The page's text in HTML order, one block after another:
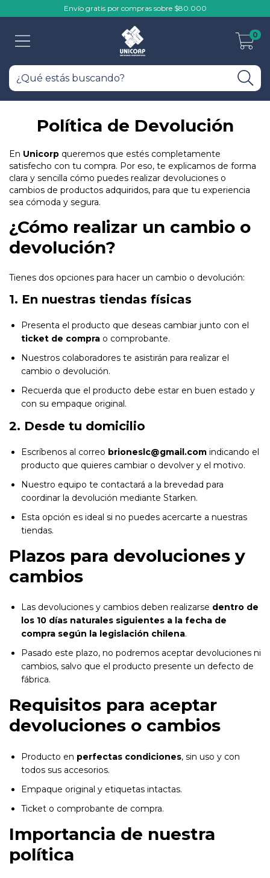
Envío gratis por compras sobre $80.000
0
Política de Devolución
En Unicorp queremos que estés completamente
satisfecho con tu compra. Por eso, te explicamos de forma
clara y sencilla cómo puedes realizar devoluciones o
cambios de productos adquiridos, para que tu experiencia
sea cómoda y segura.
¿Cómo realizar un cambio o
devolución?
Tienes dos opciones para hacer un cambio o devolución:
1. En nuestras tiendas físicas
Presenta el producto que deseas cambiar junto con el
ticket de compra o comprobante.
Nuestros colaboradores te asistirán para realizar el
cambio o devolución.
Recuerda que el producto debe estar en buen estado y
con su empaque original.
2. Desde tu domicilio
Escríbenos al correo brioneslc@gmail.com indicando el
producto que quieres cambiar o devolver y el motivo.
Nuestro equipo te contactará a la brevedad para
coordinar la devolución mediante Starken.
Esta opción es ideal si no puedes acercarte a nuestras
tiendas.
Plazos para devoluciones y
cambios
Las devoluciones y cambios deben realizarse dentro de
los 10 días naturales siguientes a la fecha de
compra según la legislación chilena.
Pasado este plazo, no podremos aceptar devoluciones ni
cambios, salvo que el producto presente un defecto de
fábrica.
Requisitos para aceptar
devoluciones o cambios
Producto en perfectas condiciones, sin uso y con
todos sus accesorios.
Empaque original y etiquetas intactas.
Ticket o comprobante de compra.
Importancia de nuestra
política